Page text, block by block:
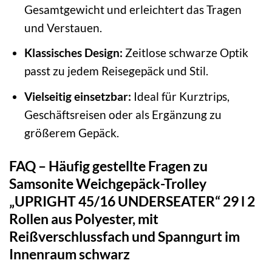
Gesamtgewicht und erleichtert das Tragen
und Verstauen.
Klassisches Design: Zeitlose schwarze Optik
passt zu jedem Reisegepäck und Stil.
Vielseitig einsetzbar: Ideal für Kurztrips,
Geschäftsreisen oder als Ergänzung zu
größerem Gepäck.
FAQ – Häufig gestellte Fragen zu
Samsonite Weichgepäck-Trolley
„UPRIGHT 45/16 UNDERSEATER“ 29 l 2
Rollen aus Polyester, mit
Reißverschlussfach und Spanngurt im
Innenraum schwarz